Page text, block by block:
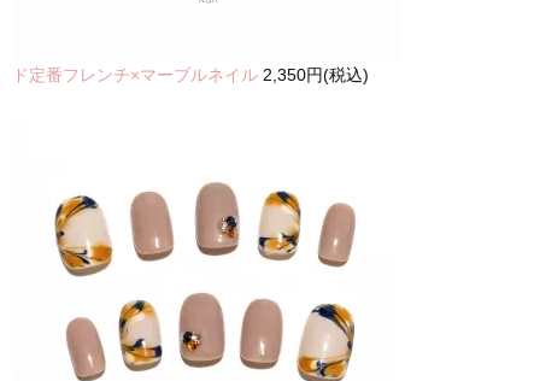
ド定番フレンチ×マーブルネイル 2,350円(税込)